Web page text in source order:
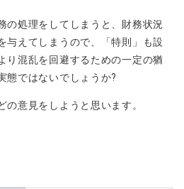
の処理をしてしまうと、財務状況
与えてしまうので、「特則」も設
り混乱を回避するための一定の猶
態ではないでしょうか?
の意見をしようと思います。